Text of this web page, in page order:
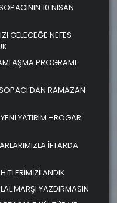
10 NİSAN
GELECEĞE NEFES
PROGRAMI
RAMAZAN
YATIRIM –RÖGAR
İFTARDA
ANDIK
MARŞI YAZDIRMASIN